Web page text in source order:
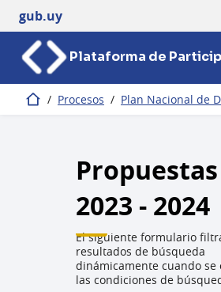
gub.uy
Plataforma de
Inicio / Procesos / Plan Nacional de
Propuestas
2023 - 2024
El siguiente formulario
resultados de búsqueda
dinámicamente cuando se
las condiciones de